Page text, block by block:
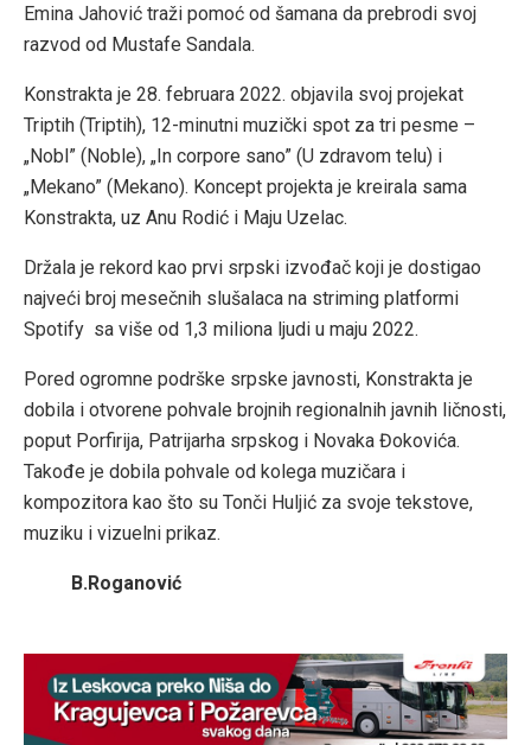
Emina Jahović traži pomoć od šamana da prebrodi svoj
razvod od Mustafe Sandala.
Konstrakta je 28. februara 2022. objavila svoj projekat
Triptih (Triptih), 12-minutni muzički spot za tri pesme –
„Nobl” (Noble), „In corpore sano” (U zdravom telu) i
„Mekano” (Mekano). Koncept projekta je kreirala sama
Konstrakta, uz Anu Rodić i Maju Uzelac.
Držala je rekord kao prvi srpski izvođač koji je dostigao
najveći broj mesečnih slušalaca na striming platformi
Spotify sa više od 1,3 miliona ljudi u maju 2022.
Pored ogromne podrške srpske javnosti, Konstrakta je
dobila i otvorene pohvale brojnih regionalnih javnih ličnosti,
poput Porfirija, Patrijarha srpskog i Novaka Đokovića.
Takođe je dobila pohvale od kolega muzičara i
kompozitora kao što su Tonči Huljić za svoje tekstove,
muziku i vizuelni prikaz.
B.Roganović